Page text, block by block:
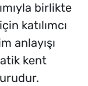
birlikte
katılımcı
anlayışı
kent